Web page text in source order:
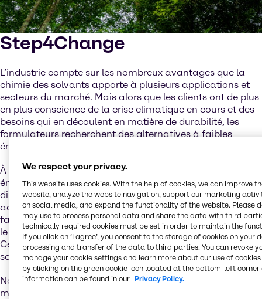
Step4Change
L’industrie compte sur les nombreux avantages que la
chimie des solvants apporte à plusieurs applications et
secteurs du marché. Mais alors que les clients ont de plus
en plus conscience de la crise climatique en cours et des
besoins qui en découlent en matière de durabilité, les
formulateurs recherchent des alternatives à faibles
émissions aux produits bruts traditionnels.
À travers des règlements tels que la directive sur les
émissions de solvants, la réglementation REACH et la
directive relative aux revêtements, le secteur a déjà
adopté des produits à point d’ébullition plus élevé ou à
faible toxicité, réduisant considérablement les dangers et
le niveau des émissions de gaz à effet de serre.
Cependant, pour de nombreuses applications, le pouvoir
solvant et la volatilité sont essentiels à leur efficacité.
Nous savons qu’il n’existe aucune solution rapide globale,
mais nous restons engagés auprès de nos clients pour les
We respect your privacy.
This website uses cookies. With the help of cookies, we can improve
website, analyze the website navigation, support our marketing
on social media, and expand the functionality of the website. Please
may use to process personal data and share the data with third
technically required cookies must be set in order to maintain the
If you click on ’I agree’, you consent to the storage of cookies on your
processing and transfer of the data to third parties. You can revoke
manage your cookie settings and learn more about our use of cookies
by clicking on the green cookie icon located at the bottom-left corner
information can be found in our Privacy Policy.